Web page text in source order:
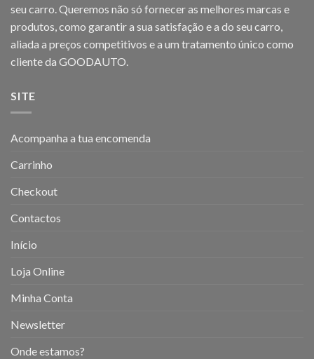
seu carro. Queremos não só fornecer as melhores marcas e
produtos, como garantir a sua satisfação e a do seu carro,
aliada a preços competitivos e a um tratamento único como
cliente da GOODAUTO.
SITE
Acompanha a tua encomenda
Carrinho
Checkout
Contactos
Início
Loja Online
Minha Conta
Newsletter
Onde estamos?